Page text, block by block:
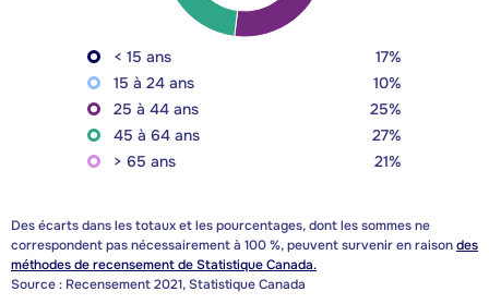
< 15 ans
17%
15 à 24 ans
10%
25 à 44 ans
25%
45 à 64 ans
27%
> 65 ans
21%
Des écarts dans les totaux et les pourcentages, dont les sommes ne
correspondent pas nécessairement à 100 %, peuvent survenir en raisondes
méthodes de recensement de Statistique Canada.
Source : Recensement 2021, Statistique Canada